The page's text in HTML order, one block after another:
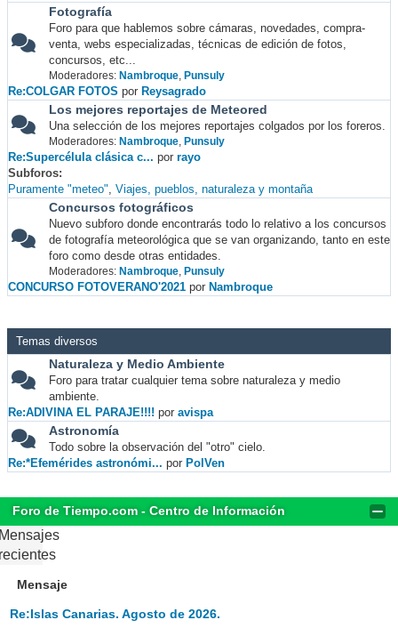
Fotografía
Foro para que hablemos sobre cámaras, novedades, compra-
venta, webs especializadas, técnicas de edición de fotos,
concursos, etc...
Moderadores: Nambroque, Punsuly
Re:COLGAR FOTOS por Reysagrado
Los mejores reportajes de Meteored
Una selección de los mejores reportajes colgados por los foreros.
Moderadores: Nambroque, Punsuly
Re:Supercélula clásica c... por rayo
Subforos
Puramente "meteo" Viajes, pueblos, naturaleza y montaña
Concursos fotográficos
Nuevo subforo donde encontrarás todo lo relativo a los concursos
de fotografía meteorológica que se van organizando, tanto en este
foro como desde otras entidades.
Moderadores: Nambroque, Punsuly
CONCURSO FOTOVERANO'2021 por Nambroque
Temas diversos
Naturaleza y Medio Ambiente
Foro para tratar cualquier tema sobre naturaleza y medio
ambiente.
Re:ADIVINA EL PARAJE!!!! por avispa
Astronomía
Todo sobre la observación del "otro" cielo.
Re:*Efemérides astronómi... por PolVen
Foro de Tiempo.com - Centro de Información
Mensaje
Re:Islas Canarias. Agosto de 2026.